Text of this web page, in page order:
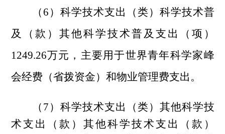
（6）科学技术支出（类）科学技术普
及（款）其他科学技术普及支出（项）
1249.26万元， 主要用于世界青年科学家峰
会经费（省拨资金）和物业管理费支出。
（7） 科学技术支出（类）其他科学技
术支出（款） 其他科学技术支出（款）